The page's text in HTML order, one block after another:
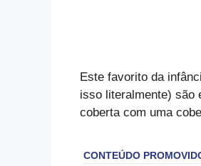
Este favorito da
isso literalmente) são
coberta com uma